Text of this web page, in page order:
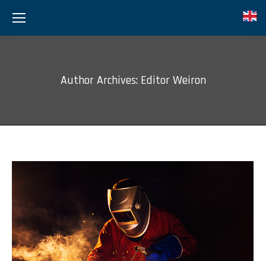
Author Archives: Editor Weiron